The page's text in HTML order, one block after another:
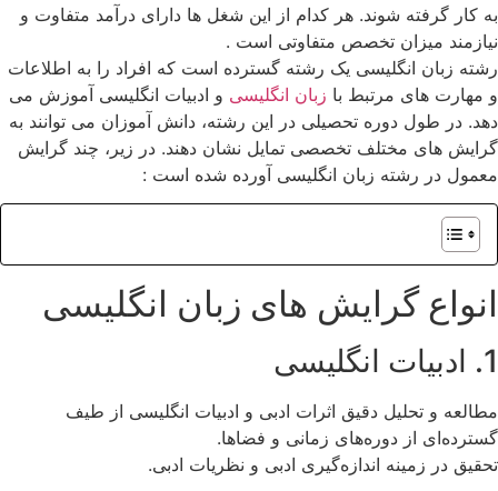
به کار گرفته شوند. هر کدام از این شغل ها دارای درآمد متفاوت و
نیازمند میزان تخصص متفاوتی است .
رشته زبان انگلیسی یک رشته گسترده است که افراد را به اطلاعات
و مهارت ‌های مرتبط با زبان انگلیسی و ادبیات انگلیسی آموزش می
‌دهد. در طول دوره تحصیلی در این رشته، دانش آموزان می ‌توانند به
گرایش‌ های مختلف تخصصی تمایل نشان دهند. در زیر، چند گرایش
معمول در رشته زبان انگلیسی آورده شده است :
انواع گرایش های زبان انگلیسی
1. ادبیات انگلیسی
مطالعه و تحلیل دقیق اثرات ادبی و ادبیات انگلیسی از طیف
گسترده‌ای از دوره‌های زمانی و فضاها.
تحقیق در زمینه اندازه‌گیری ادبی و نظریات ادبی.